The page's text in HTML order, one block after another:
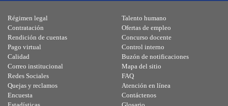
Régimen legal
Contratación
Rendición de cuentas
Pago virtual
Calidad
Talento humano
Ofertas de empleo
Concurso docente
Control interno
Buzón de notificaciones
Correo institucional
Redes Sociales
Quejas y reclamos
Encuesta
Mapa del sitio
FAQ
Atención en línea
Contáctenos